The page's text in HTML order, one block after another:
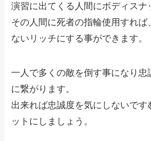
演習に出てくる人間にボディスナ
その人間に死者の指輪使用すれば
ないリッチにする事ができます。
一人で多くの敵を倒す事になり忠
に繋がります。
出来れば忠誠度を気にしないです
ットにしましょう。